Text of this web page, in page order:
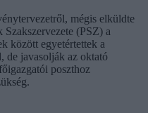
mégis elküldte
Szakszervezete (PSZ) a
között egyetértettek a
de javasolják az oktató
poszthoz